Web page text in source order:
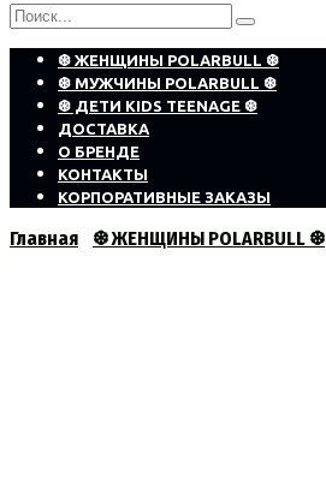
Search
❆ ЖЕНЩИНЫ POLARBULL ❆
❆ МУЖЧИНЫ POLARBULL ❆
❆ ДЕТИ KIDS TEENAGE ❆
ДОСТАВКА
О БРЕНДЕ
КОНТАКТЫ
КОРПОРАТИВНЫЕ ЗАКАЗЫ
Главная ❆ ЖЕНЩИНЫ POLARBULL ❆